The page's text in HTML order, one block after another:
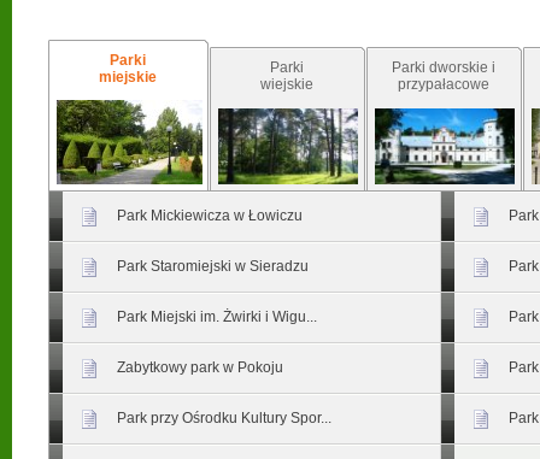
Parki
miejskie
Parki
wiejskie
Parki dworskie i
przypałacowe
Park Mickiewicza w Łowiczu
Park Staromiejski w Sieradzu
Park Miejski im. Żwirki i Wigu...
Zabytkowy park w Pokoju
Park przy Ośrodku Kultury Spor...